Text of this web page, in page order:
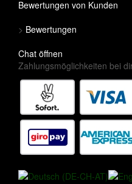
Bewertungen von Kunden
> Bewertungen
Chat öffnen
Zahlungsmöglichkeiten bei